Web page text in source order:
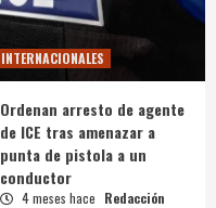
INTERNACIONALES
Ordenan arresto de agente
de ICE tras amenazar a
punta de pistola a un
conductor
4 meses hace Redacción